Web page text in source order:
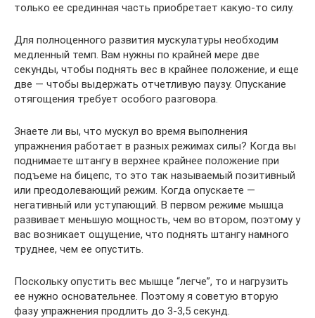
только ее срединная часть приобретает какую-то силу.
Для полноценного развития мускулатуры необходим
медленный темп. Вам нужны по крайней мере две
секунды, чтобы поднять вес в крайнее положение, и еще
две — чтобы выдержать отчетливую паузу. Опускание
отягощения требует особого разговора.
Знаете ли вы, что мускул во время выполнения
упражнения работает в разных режимах силы? Когда вы
поднимаете штангу в верхнее крайнее положение при
подъеме на бицепс, то это так называемый позитивный
или преодолевающий режим. Когда опускаете —
негативный или уступающий. В первом режиме мышца
развивает меньшую мощность, чем во втором, поэтому у
вас возникает ощущение, что поднять штангу намного
труднее, чем ее опустить.
Поскольку опустить вес мышце “легче”, то и нагрузить
ее нужно основательнее. Поэтому я советую вторую
фазу упражнения продлить до 3-3,5 секунд.